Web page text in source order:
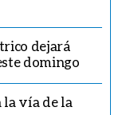
dejará
domingo
la vía de la